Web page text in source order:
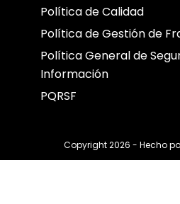
Política de Calidad
Política de Gestión de
Política General de
Información
PQRSF
Copyright 2026 - Hecho